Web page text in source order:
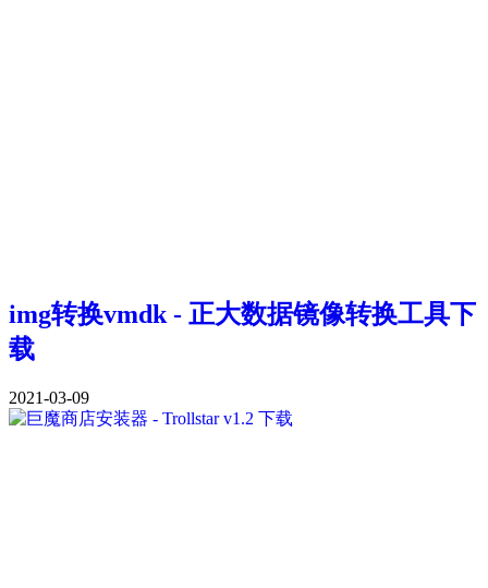
img转换vmdk - 正大数据镜像转换工具下
载
2021-03-09